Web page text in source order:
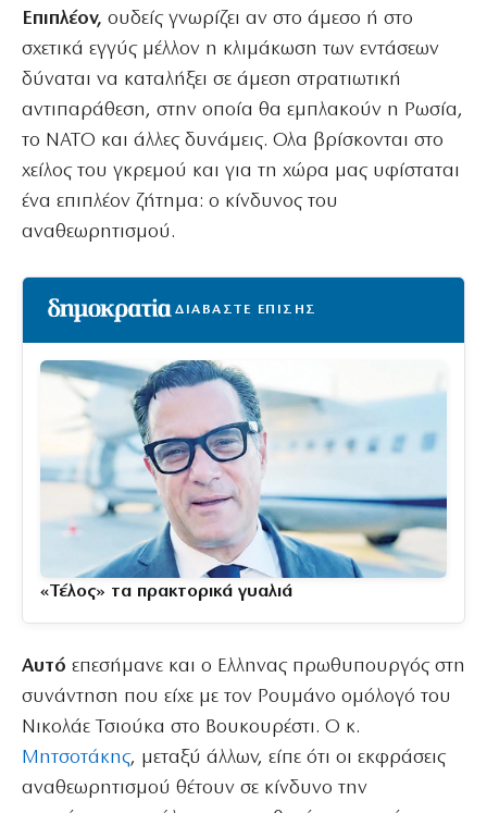
Επιπλέον, ουδείς γνωρίζει αν στο άμεσο ή στο
σχετικά εγγύς μέλλον η κλιμάκωση των εντάσεων
δύναται να καταλήξει σε άμεση στρατιωτική
αντιπαράθεση, στην οποία θα εμπλακούν η Ρωσία,
το ΝΑΤΟ και άλλες δυνάμεις. Ολα βρίσκονται στο
χείλος του γκρεμού και για τη χώρα μας υφίσταται
ένα επιπλέον ζήτημα: ο κίνδυνος του
αναθεωρητισμού.
ΔΙΑΒΑΣΤΕ ΕΠΙΣΗΣ
«Τέλος» τα πρακτορικά γυαλιά
Αυτό επεσήμανε και ο Ελληνας πρωθυπουργός στη
συνάντηση που είχε με τον Ρουμάνο ομόλογό του
Νικολάε Τσιούκα στο Βουκουρέστι. Ο κ.
Μητσοτάκης, μεταξύ άλλων, είπε ότι οι εκφράσεις
αναθεωρητισμού θέτουν σε κίνδυνο την